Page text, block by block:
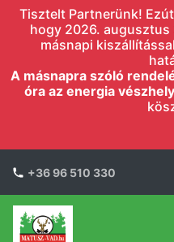
Tisztelt Partnerünk!
hogy 2026.
másnapi
A másnapra szóló
óra az energia
+36 96 510 330